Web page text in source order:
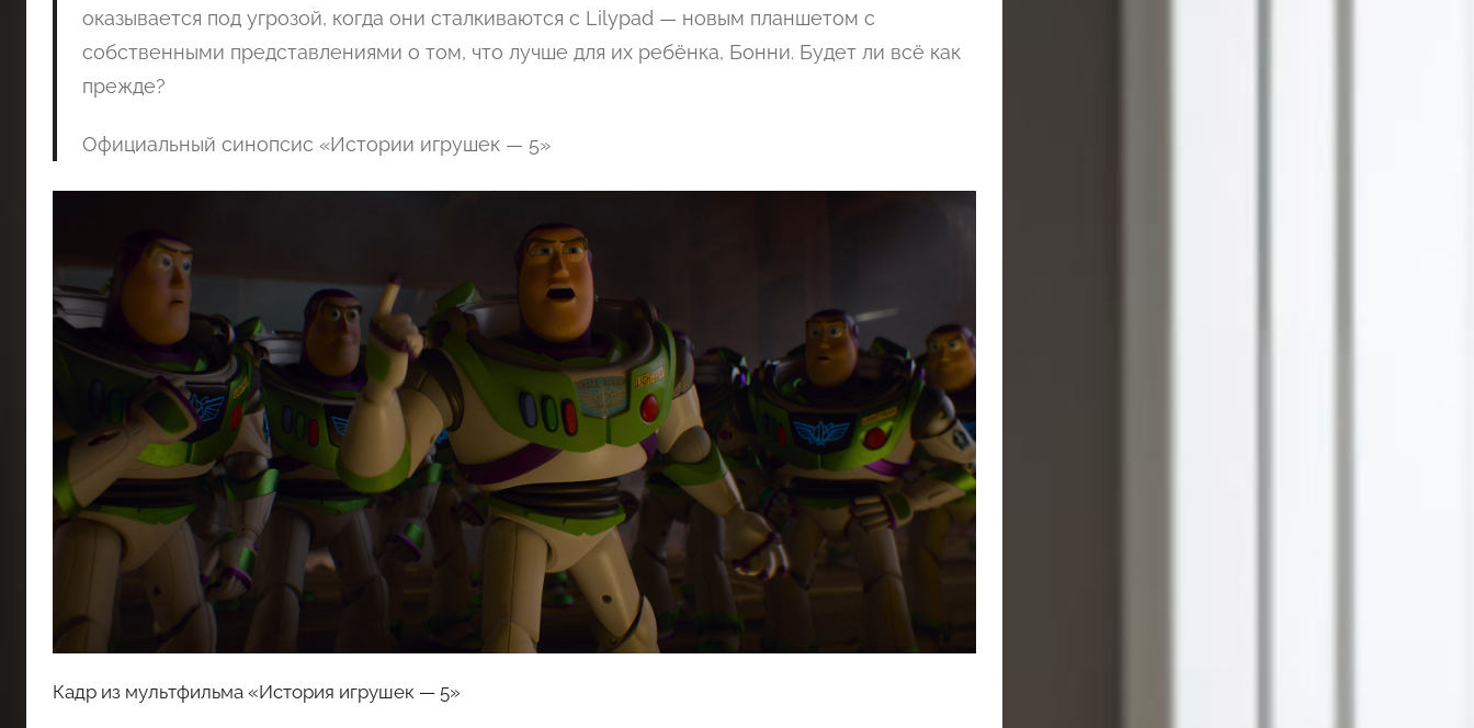
оказывается под угрозой, когда они сталкиваются с Lilypad — новым планшетом с
собственными представлениями о том, что лучше для их ребёнка, Бонни. Будет ли всё как
прежде?
Официальный синопсис «Истории игрушек — 5»
Кадр из мультфильма «История игрушек — 5»